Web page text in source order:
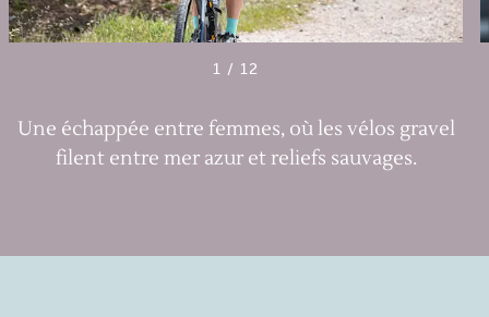
1 / 12
Une échappée entre femmes, où les vélos gravel
filent entre mer azur et reliefs sauvages.